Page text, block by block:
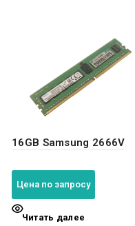
16GB Samsung 2666V
Цена по запросу
Читать далее